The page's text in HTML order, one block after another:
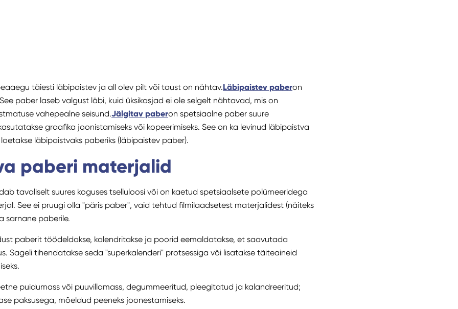
täiesti läbipaistev ja all olev pilt või taust on nähtav.Läbipaistev paberon
paber laseb valgust läbi, kuid üksikasjad ei ole selgelt nähtavad, mis on
vahepealne seisund.Jälgitav paberon spetsiaalne paber suure
graafika joonistamiseks või kopeerimiseks. See on ka levinud läbipaistva
läbipaistvaks paberiks (läbipaistev paber).
paberi materjalid
tavaliselt suures koguses tselluloosi või on kaetud spetsiaalsete polümeeridega
See ei pruugi olla "päris paber", vaid tehtud filmilaadsetest materjalidest (näiteks
sarnane paberile.
paberit töödeldakse, kalendritakse ja poorid eemaldatakse, et saavutada
Sageli tihendatakse seda "superkalenderi" protsessiga või lisatakse täiteaineid
puidumass või puuvillamass, degummeeritud, pleegitatud ja kalandreeritud;
paksusega, mõeldud peeneks joonestamiseks.